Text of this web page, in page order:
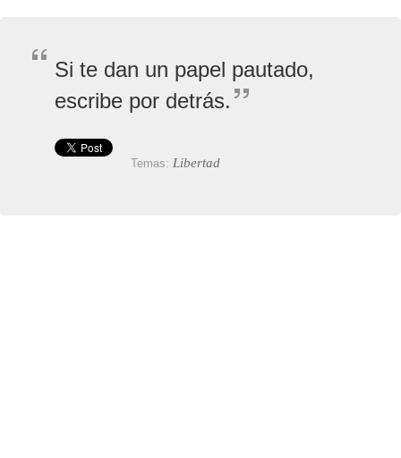
Si te dan un papel pautado,
escribe por detrás.
Temas: Libertad